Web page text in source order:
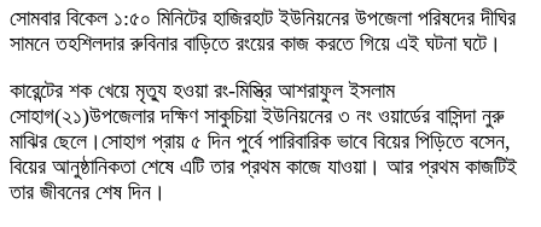
সোমবার বিকেল ১:৫০ মিনিটের হাজিরহাট ইউনিয়নের উপজেলা পরিষদের দীঘির
সামনে তহশিলদার রুবিনার বাড়িতে রংয়ের কাজ করতে গিয়ে এই ঘটনা ঘটে।
কারেন্টের শক খেয়ে মৃত্যু হওয়া রং-মিস্ত্রি আশরাফুল ইসলাম
সোহাগ(২১)উপজেলার দক্ষিণ সাকুচিয়া ইউনিয়নের ৩ নং ওয়ার্ডের বাসিন্দা নুরু
মাঝির ছেলে।সোহাগ প্রায় ৫ দিন পুর্বে পারিবারিক ভাবে বিয়ের পিড়িতে বসেন,
বিয়ের আনুষ্ঠানিকতা শেষে এটি তার প্রথম কাজে যাওয়া। আর প্রথম কাজটিই
তার জীবনের শেষ দিন।